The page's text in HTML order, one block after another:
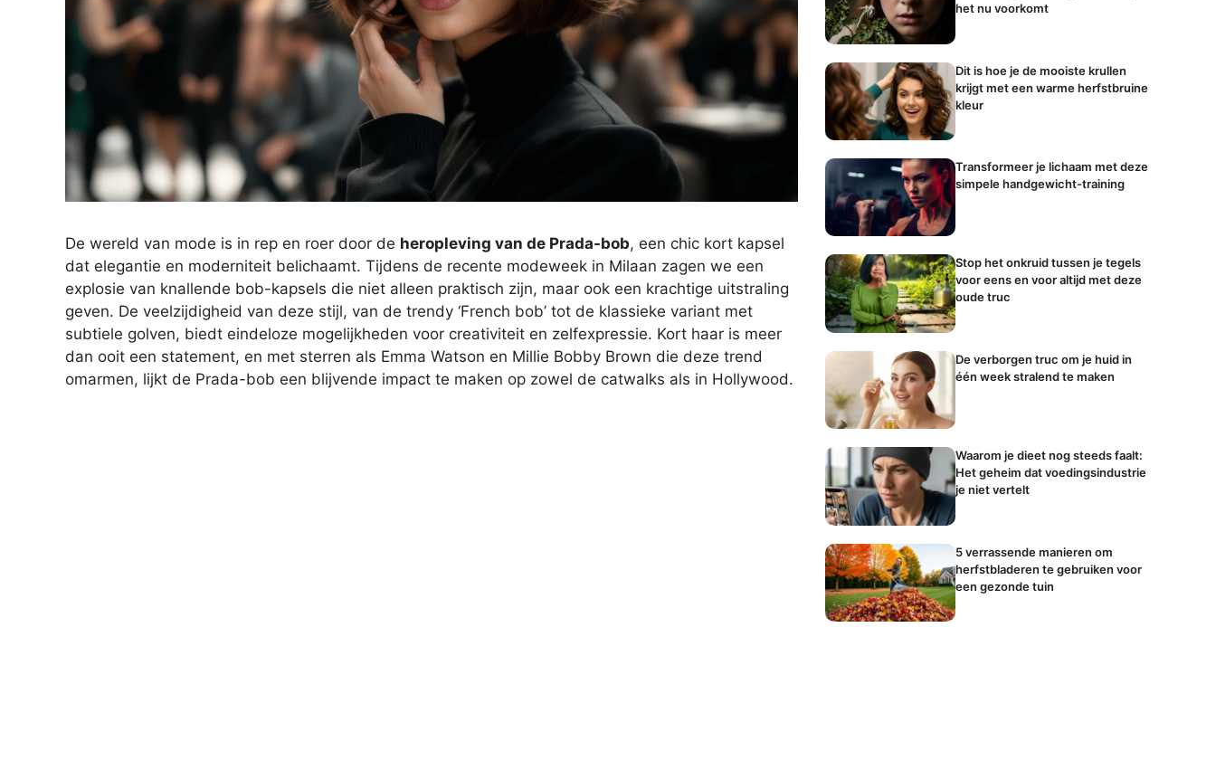
De wereld van mode is in rep en roer door de heropleving van de Prada-bob, een chic kort kapsel
dat elegantie en moderniteit belichaamt. Tijdens de recente modeweek in Milaan zagen we een
explosie van knallende bob-kapsels die niet alleen praktisch zijn, maar ook een krachtige uitstraling
geven. De veelzijdigheid van deze stijl, van de trendy ‘French bob’ tot de klassieke variant met
subtiele golven, biedt eindeloze mogelijkheden voor creativiteit en zelfexpressie. Kort haar is meer
dan ooit een statement, en met sterren als Emma Watson en Millie Bobby Brown die deze trend
omarmen, lijkt de Prada-bob een blijvende impact te maken op zowel de catwalks als in Hollywood.
het nu voorkomt
Dit is hoe je de mooiste krullen
krijgt met een warme herfstbruine
kleur
Transformeer je lichaam met deze
simpele handgewicht-training
Stop het onkruid tussen je tegels
voor eens en voor altijd met deze
oude truc
De verborgen truc om je huid in
één week stralend te maken
Waarom je dieet nog steeds faalt:
Het geheim dat voedingsindustrie
je niet vertelt
5 verrassende manieren om
herfstbladeren te gebruiken voor
een gezonde tuin